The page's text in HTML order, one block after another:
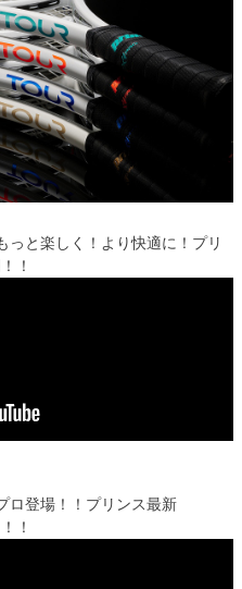
と楽しく！より快適に！プリ
！
ロ登場！！プリンス最新
！